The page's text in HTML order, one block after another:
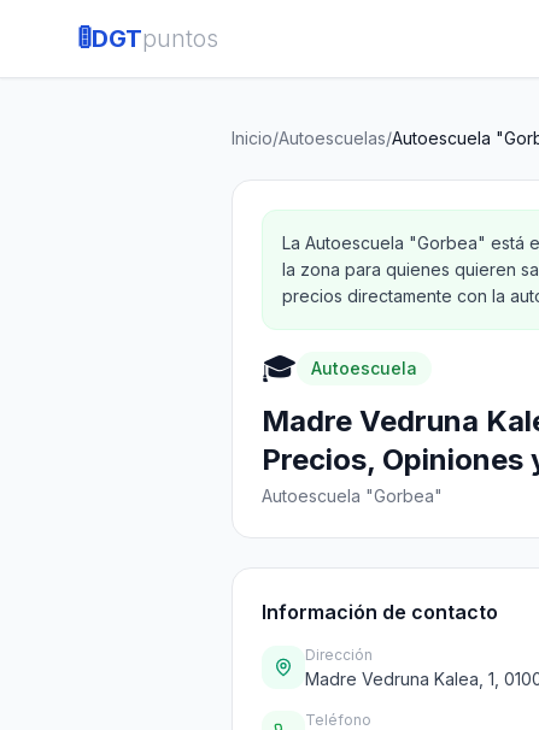
🚦DGTpuntos
Inicio/Autoescuelas/Autoescuela
La Autoescuela "Gorbea" está
la zona para quienes quieren
precios directamente con la
🎓 Autoescuela
Madre Vedruna
Precios, Opiniones
Autoescuela "Gorbea"
Información de contacto
Dirección
Madre Vedruna Kalea, 1,
Teléfono